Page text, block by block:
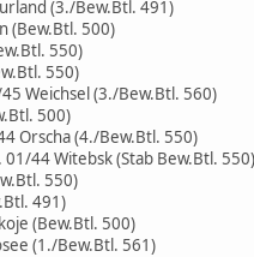
(3./Bew.Btl. 491)
(Bew.Btl. 500)
550)
550)
Weichsel (3./Bew.Btl. 560)
500)
Orscha (4./Bew.Btl. 550)
44 Witebsk (Stab Bew.Btl. 550)
550)
491)
(Bew.Btl. 500)
(1./Bew.Btl. 561)